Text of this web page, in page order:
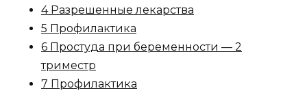
4 Разрешенные лекарства
5 Профилактика
6 Простуда при беременности — 2
триместр
7 Профилактика